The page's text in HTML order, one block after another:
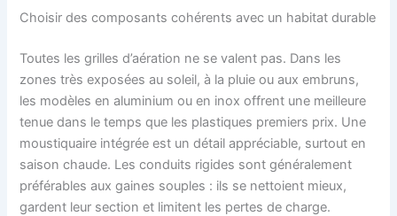
Choisir des composants cohérents avec un habitat durable
Toutes les grilles d’aération ne se valent pas. Dans les
zones très exposées au soleil, à la pluie ou aux embruns,
les modèles en aluminium ou en inox offrent une meilleure
tenue dans le temps que les plastiques premiers prix. Une
moustiquaire intégrée est un détail appréciable, surtout en
saison chaude. Les conduits rigides sont généralement
préférables aux gaines souples : ils se nettoient mieux,
gardent leur section et limitent les pertes de charge.